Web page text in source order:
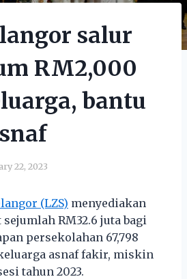
salur
RM2,000
bantu
22, 2023
(LZS) menyediakan
RM32.6 juta bagi
persekolahan 67,798
asnaf fakir, miskin
tahun 2023.